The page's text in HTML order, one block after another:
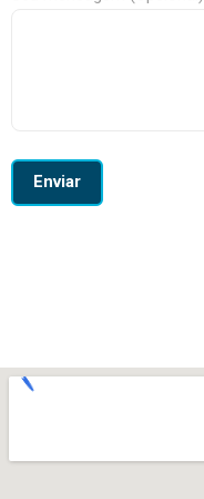
Enviar